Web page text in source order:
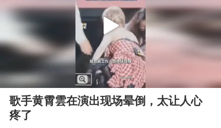
Play
歌手黄霄雲在演出现场晕倒，太让人心
疼了